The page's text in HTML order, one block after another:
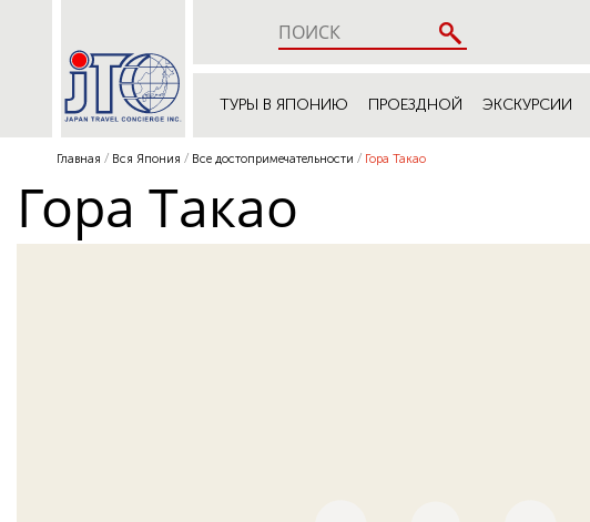
ТУРЫ В ЯПОНИЮ ПРОЕЗДНОЙ ЭКСКУРСИИ
Главная Вся Япония Все достопримечательности Гора Такао
Гора Такао